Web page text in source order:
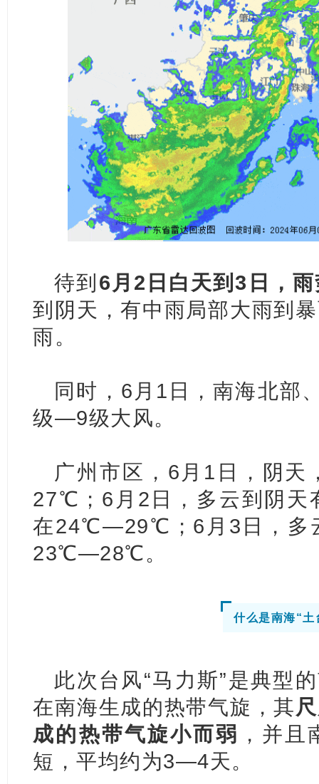
待到 6月2日白天到3日，
到阴天，有中雨局部大雨到
雨。
同时，6月1日，南海北部
级—9级大风。
广州市区，6月1日，阴
27℃；6月2日，多云到阴天
在24℃—29℃；6月3日，多
23℃—28℃。
什么是南海“土
此次台风“马力斯”是典型
在南海生成的热带气旋，其
成的热带气旋小而弱 ，并
短，平均约为3—4天。